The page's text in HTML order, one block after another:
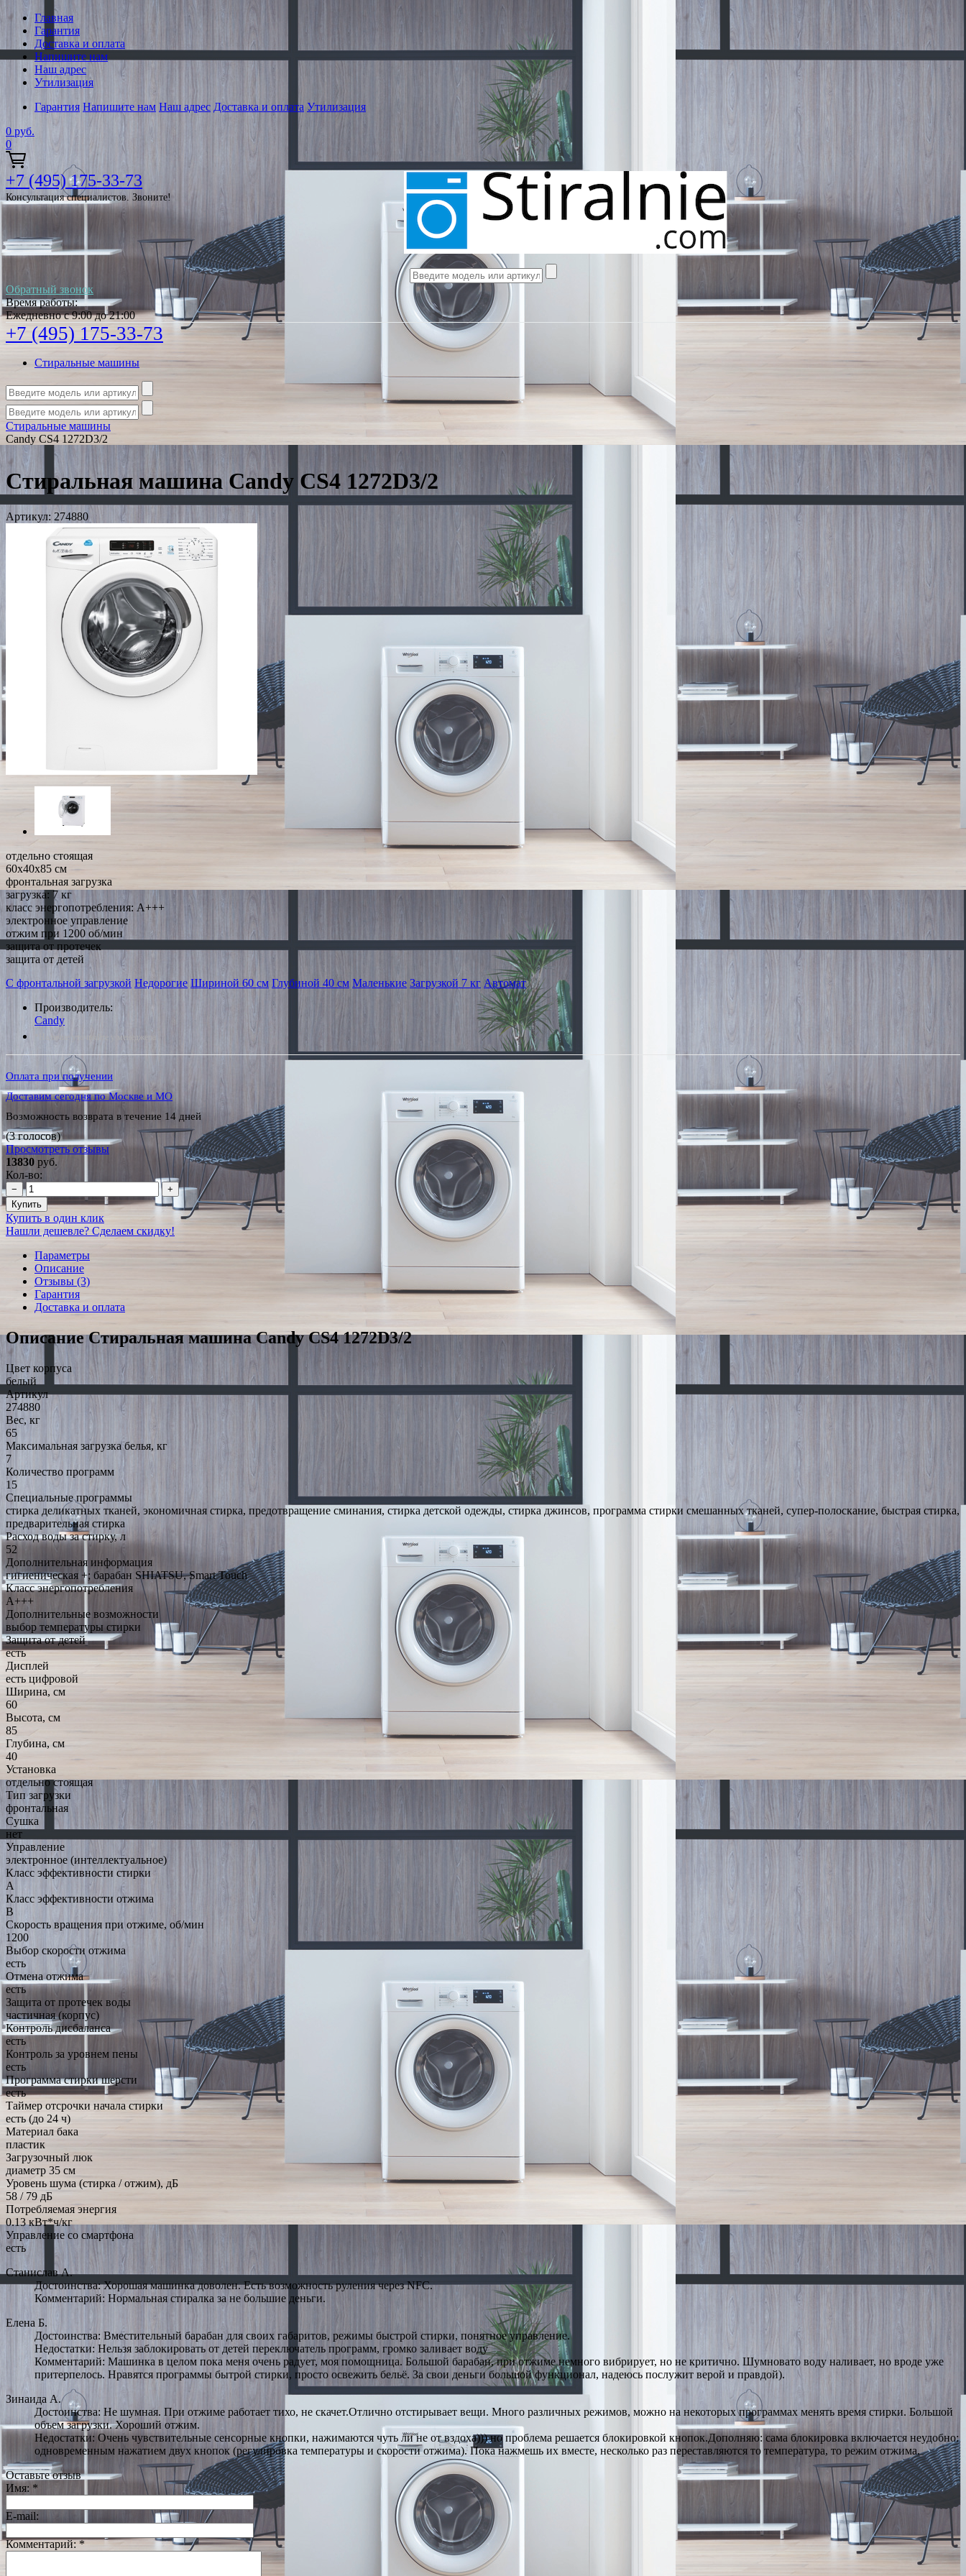
Главная
Гарантия
Доставка и оплата
Напишите нам
Наш адрес
Утилизация
Гарантия Напишите нам Наш адрес Доставка и оплата Утилизация
0 руб.
0
+7 (495) 175-33-73
Консультация специалистов. Звоните!
Обратный звонок
Время работы:
Ежедневно с 9:00 до 21:00
+7 (495) 175-33-73
Стиральные машины
Стиральные машины
Candy CS4 1272D3/2
Стиральная машина Candy CS4 1272D3/2
Артикул: 274880
отдельно стоящая
60x40x85 см
фронтальная загрузка
загрузка: 7 кг
класс энергопотребления: A+++
электронное управление
отжим при 1200 об/мин
защита от протечек
защита от детей
С фронтальной загрузкой Недорогие Шириной 60 см Глубиной 40 см Маленькие Загрузкой 7 кг Автомат
Производитель:
Candy
*Наличие уточняйте у менеджера
Оплата при получении
Доставим сегодня по Москве и МО
Возможность возврата в течение 14 дней
(3 голосов)
Просмотреть отзывы
13830 руб.
Кол-во:
−
+
Купить
Купить в один клик
Нашли дешевле? Сделаем скидку!
Параметры
Описание
Отзывы (3)
Гарантия
Доставка и оплата
Описание Стиральная машина Candy CS4 1272D3/2
Цвет корпуса
белый
Артикул
274880
Вес, кг
65
Максимальная загрузка белья, кг
7
Количество программ
15
Специальные программы
стирка деликатных тканей, экономичная стирка, предотвращение сминания, стирка детской одежды, стирка джинсов, программа стирки смешанных тканей, супер-полоскание, быстрая стирка,
предварительная стирка
Расход воды за стирку, л
52
Дополнительная информация
гигиеническая +; барабан SHIATSU, Smart Touch
Класс энергопотребления
A+++
Дополнительные возможности
выбор температуры стирки
Защита от детей
есть
Дисплей
есть цифровой
Ширина, см
60
Высота, см
85
Глубина, см
40
Установка
отдельно стоящая
Тип загрузки
фронтальная
Сушка
нет
Управление
электронное (интеллектуальное)
Класс эффективности стирки
A
Класс эффективности отжима
B
Скорость вращения при отжиме, об/мин
1200
Выбор скорости отжима
есть
Отмена отжима
есть
Защита от протечек воды
частичная (корпус)
Контроль дисбаланса
есть
Контроль за уровнем пены
есть
Программа стирки шерсти
есть
Таймер отсрочки начала стирки
есть (до 24 ч)
Материал бака
пластик
Загрузочный люк
диаметр 35 см
Уровень шума (стирка / отжим), дБ
58 / 79 дБ
Потребляемая энергия
0.13 кВт*ч/кг
Управление со смартфона
есть
Станислав А.
Достоинства: Хорошая машинка доволен. Есть возможность руления через NFC.
Комментарий: Нормальная стиралка за не большие деньги.
Елена Б.
Достоинства: Вместительный барабан для своих габаритов, режимы быстрой стирки, понятное управление.
Недостатки: Нельзя заблокировать от детей переключатель программ, громко заливает воду
Комментарий: Машинка в целом пока меня очень радует, моя помощница. Большой барабан, при отжиме немного вибрирует, но не критично. Шумновато воду наливает, но вроде уже
притерпелось. Нравятся программы бытрой стирки, просто освежить бельё. За свои деньги большой функционал, надеюсь послужит верой и правдой).
Зинаида А.
Достоинства: Не шумная. При отжиме работает тихо, не скачет.Отлично отстирывает вещи. Много различных режимов, можно на некоторых программах менять время стирки. Большой
объем загрузки. Хороший отжим.
Недостатки: Очень чувствительные сенсорные кнопки, нажимаются чуть ли не от вздоха))) но проблема решается блокировкой кнопок.Дополняю: сама блокировка включается неудобно:
одновременным нажатием двух кнопок (регулировка температуры и скорости отжима). Пока нажмешь их вместе, несколько раз переставляются то температура, то режим отжима.
Оставьте отзыв
Имя: *
E-mail:
Комментарий:*